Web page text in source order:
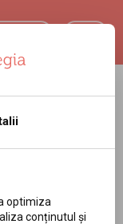
optimiza
conținutul și